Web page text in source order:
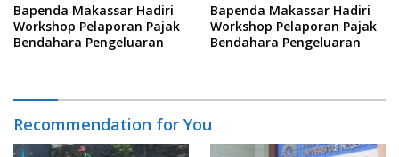
Bapenda Makassar Hadiri
Workshop Pelaporan Pajak
Bendahara Pengeluaran
Bapenda Makassar Hadiri
Workshop Pelaporan Pajak
Bendahara Pengeluaran
Recommendation for You